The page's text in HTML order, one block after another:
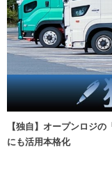
【独自】オープンロジ
にも活用本格化